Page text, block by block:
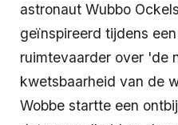
astronaut Wubbo
geïnspireerd tijdens
ruimtevaarder over 'de
kwetsbaarheid van de
Wobbe startte een